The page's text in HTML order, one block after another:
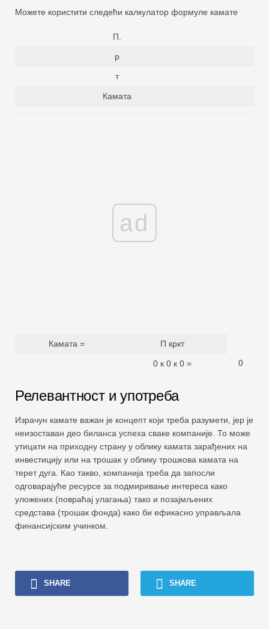
Можете користити следећи калкулатор формуле камате
П.
р
т
Камата
ad
Камата = П кркт
0 к 0 к 0 = 0
Релевантност и употреба
Израчун камате важан је концепт који треба разумети, јер је
неизоставан део биланса успеха сваке компаније. То може
утицати на приходну страну у облику камата зарађених на
инвестицију или на трошак у облику трошкова камата на
терет дуга. Као такво, компанија треба да запосли
одговарајуће ресурсе за подмиривање интереса како
уложених (повраћај улагања) тако и позајмљених
средстава (трошак фонда) како би ефикасно управљала
финансијским учинком.
SHARE SHARE